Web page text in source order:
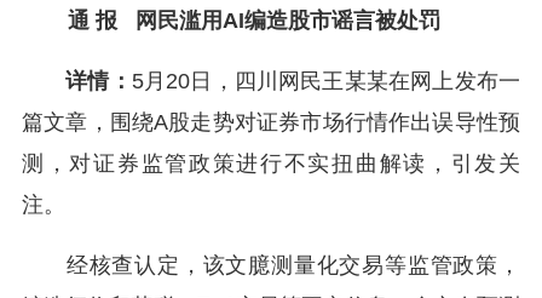
通 报 网民滥用AI编造股市谣言被处罚
详情： 5月20日，四川网民王某某在网上发布一
篇文章，围绕A股走势对证券市场行情作出误导性预
测，对证券监管政策进行不实扭曲解读，引发关
注。
经核查认定，该文臆测量化交易等监管政策，